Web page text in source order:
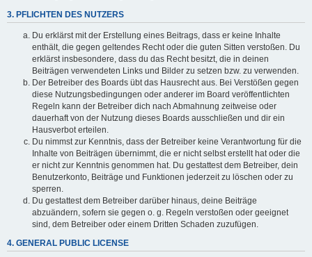
3. PFLICHTEN DES NUTZERS
Du erklärst mit der Erstellung eines Beitrags, dass er keine Inhalte
enthält, die gegen geltendes Recht oder die guten Sitten verstoßen. Du
erklärst insbesondere, dass du das Recht besitzt, die in deinen
Beiträgen verwendeten Links und Bilder zu setzen bzw. zu verwenden.
Der Betreiber des Boards übt das Hausrecht aus. Bei Verstößen gegen
diese Nutzungsbedingungen oder anderer im Board veröffentlichten
Regeln kann der Betreiber dich nach Abmahnung zeitweise oder
dauerhaft von der Nutzung dieses Boards ausschließen und dir ein
Hausverbot erteilen.
Du nimmst zur Kenntnis, dass der Betreiber keine Verantwortung für die
Inhalte von Beiträgen übernimmt, die er nicht selbst erstellt hat oder die
er nicht zur Kenntnis genommen hat. Du gestattest dem Betreiber, dein
Benutzerkonto, Beiträge und Funktionen jederzeit zu löschen oder zu
sperren.
Du gestattest dem Betreiber darüber hinaus, deine Beiträge
abzuändern, sofern sie gegen o. g. Regeln verstoßen oder geeignet
sind, dem Betreiber oder einem Dritten Schaden zuzufügen.
4. GENERAL PUBLIC LICENSE